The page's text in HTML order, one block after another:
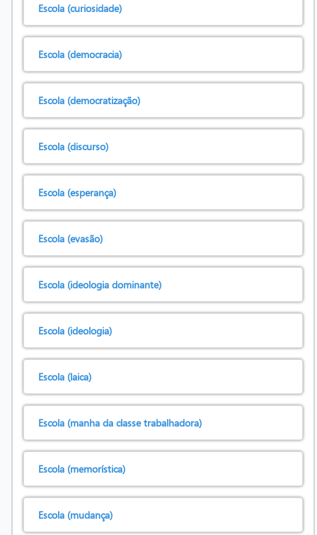
Escola (curiosidade)
Escola (democracia)
Escola (democratização)
Escola (discurso)
Escola (esperança)
Escola (evasão)
Escola (ideologia dominante)
Escola (ideologia)
Escola (laica)
Escola (manha da classe trabalhadora)
Escola (memorística)
Escola (mudança)